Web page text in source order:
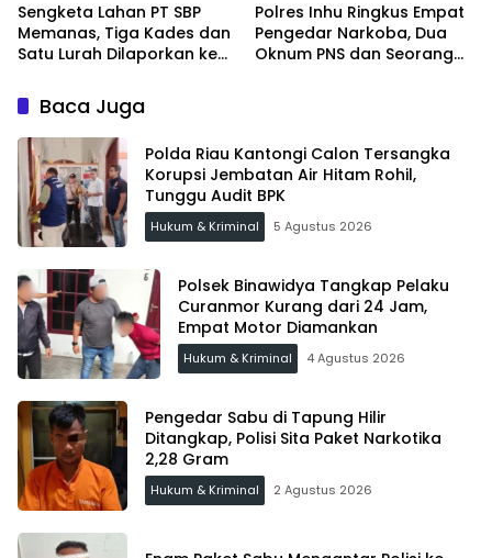
Sengketa Lahan PT SBP
Memanas, Tiga Kades dan
Satu Lurah Dilaporkan ke
Polres Inhu Ringkus Empat
Pengedar Narkoba, Dua
Oknum PNS dan Seorang
Baca Juga
Polda Riau Kantongi Calon Tersangka
Korupsi Jembatan Air Hitam Rohil,
Tunggu Audit BPK
Hukum & Kriminal 5 Agustus 2026
Polsek Binawidya Tangkap Pelaku
Curanmor Kurang dari 24 Jam,
Empat Motor Diamankan
Hukum & Kriminal 4 Agustus 2026
Pengedar Sabu di Tapung Hilir
Ditangkap, Polisi Sita Paket Narkotika
2,28 Gram
Hukum & Kriminal 2 Agustus 2026